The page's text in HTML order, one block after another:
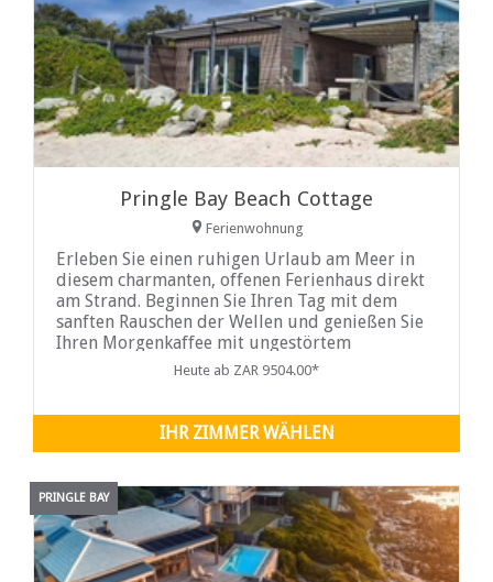
Pringle Bay Beach Cottage
Ferienwohnung
Erleben Sie einen ruhigen Urlaub am Meer in
diesem charmanten, offenen Ferienhaus direkt
am Strand. Beginnen Sie Ihren Tag mit dem
sanften Rauschen der Wellen und genießen Sie
Ihren Morgenkaffee mit ungestörtem
Meerblick. Entspannen Sie sich anschließend
Heute ab ZAR 9504.00*
IHR ZIMMER WÄHLEN
PRINGLE BAY